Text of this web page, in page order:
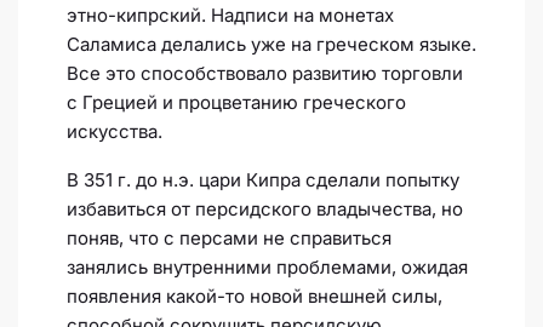
этно-кипрский. Надписи на монетах
Саламиса делались уже на греческом языке.
Все это способствовало развитию торговли
с Грецией и процветанию греческого
искусства.
В 351 г. до н.э. цари Кипра сделали попытку
избавиться от персидского владычества, но
поняв, что с персами не справиться
занялись внутренними проблемами, ожидая
появления какой-то новой внешней силы,